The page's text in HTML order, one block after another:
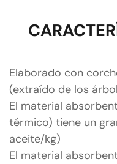
Elaborado con
(extraído de los
El material
térmico) tiene un
aceite/kg)
El material